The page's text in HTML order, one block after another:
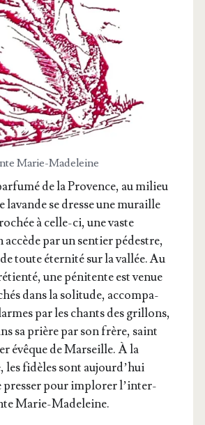
Marie-Made­leine
de la Pro­vence, au milieu
lavande se dresse une muraille
à celle-ci, une vaste
par un sen­tier pédestre,
toute éter­ni­té sur la val­lée. Au
une péni­tente est venue
dans la soli­tude, accom­pa­
par les chants des grillons,
sa prière par son frère, saint
évêque de Mar­seille. À la
les fidèles sont aujourd’­hui
pres­ser pour implo­rer l’in­ter­
Marie-Madeleine.